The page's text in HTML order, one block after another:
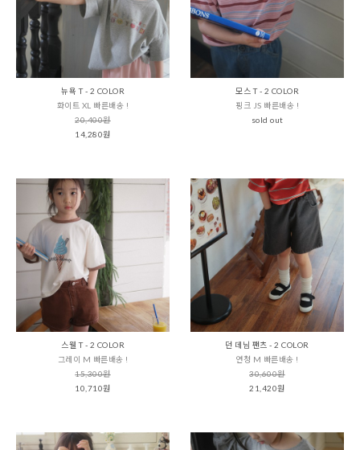
뉴욕 T - 2 COLOR
화이트 XL 빠른배송 !
20,400원
14,280원
모스 T - 2 COLOR
핑크 JS 빠른배송 !
sold out
스웰 T - 2 COLOR
그레이 M 빠른배송 !
15,300원
10,710원
던 데님 팬츠 - 2 COLOR
연청 M 빠른배송 !
30,600원
21,420원